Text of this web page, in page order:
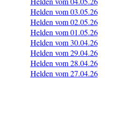
Helden vom 03.05.26
Helden vom 02.05.26
Helden vom 01.05.26
Helden vom 30.04.26
Helden vom 29.04.26
Helden vom 28.04.26
Helden vom 27.04.26